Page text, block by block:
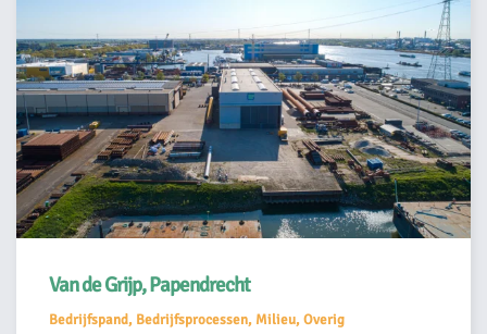
Van de Grijp, Papendrecht
Bedrijfspand, Bedrijfsprocessen, Milieu, Overig